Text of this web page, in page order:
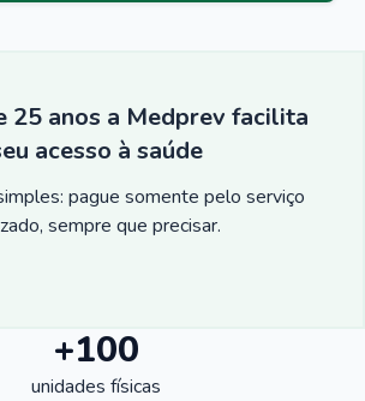
25 anos a Medprev facilita
acesso à saúde
pague somente pelo serviço
sempre que precisar.
+100
unidades físicas